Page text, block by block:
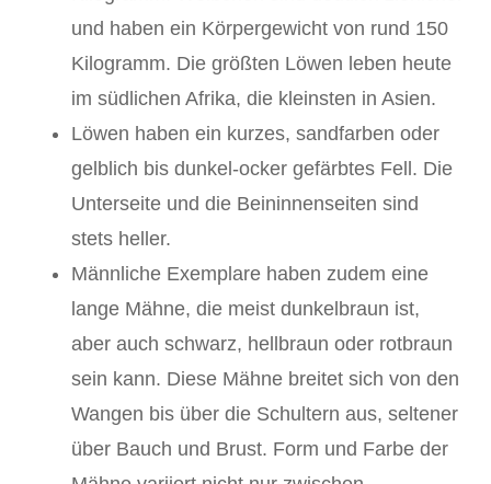
und haben ein Körpergewicht von rund 150
Kilogramm. Die größten Löwen leben heute
im südlichen Afrika, die kleinsten in Asien.
Löwen haben ein kurzes, sandfarben oder
gelblich bis dunkel-ocker gefärbtes Fell. Die
Unterseite und die Beininnenseiten sind
stets heller.
Männliche Exemplare haben zudem eine
lange Mähne, die meist dunkelbraun ist,
aber auch schwarz, hellbraun oder rotbraun
sein kann. Diese Mähne breitet sich von den
Wangen bis über die Schultern aus, seltener
über Bauch und Brust. Form und Farbe der